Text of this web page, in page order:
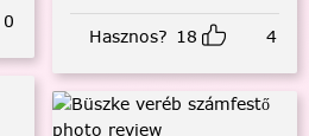
0
Hasznos? 18 4